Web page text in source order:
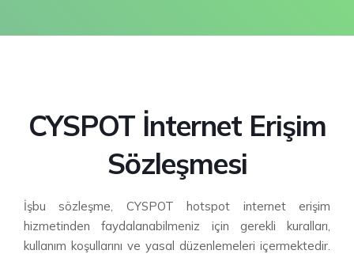
Kullanıcı Limitleme
Vlan Sistemi
CYSPOT İnternet Erişim
Sözleşmesi
İşbu sözleşme, CYSPOT hotspot internet erişim
hizmetinden faydalanabilmeniz için gerekli kuralları,
kullanım koşullarını ve yasal düzenlemeleri içermektedir.